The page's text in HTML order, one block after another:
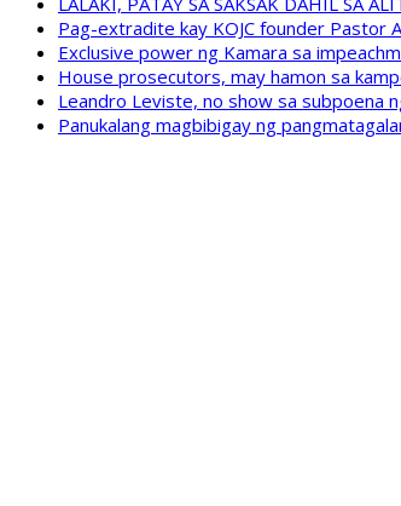
Pag-extradite kay KOJC founder Pastor
Exclusive power ng Kamara sa
House prosecutors, may hamon sa
Leandro Leviste, no show sa subpoena
Panukalang magbibigay ng